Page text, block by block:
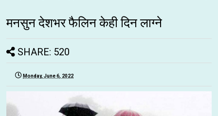
मनसुन देशभर फैलिन केही दिन लाग्ने
SHARE: 520
Monday, June 6, 2022